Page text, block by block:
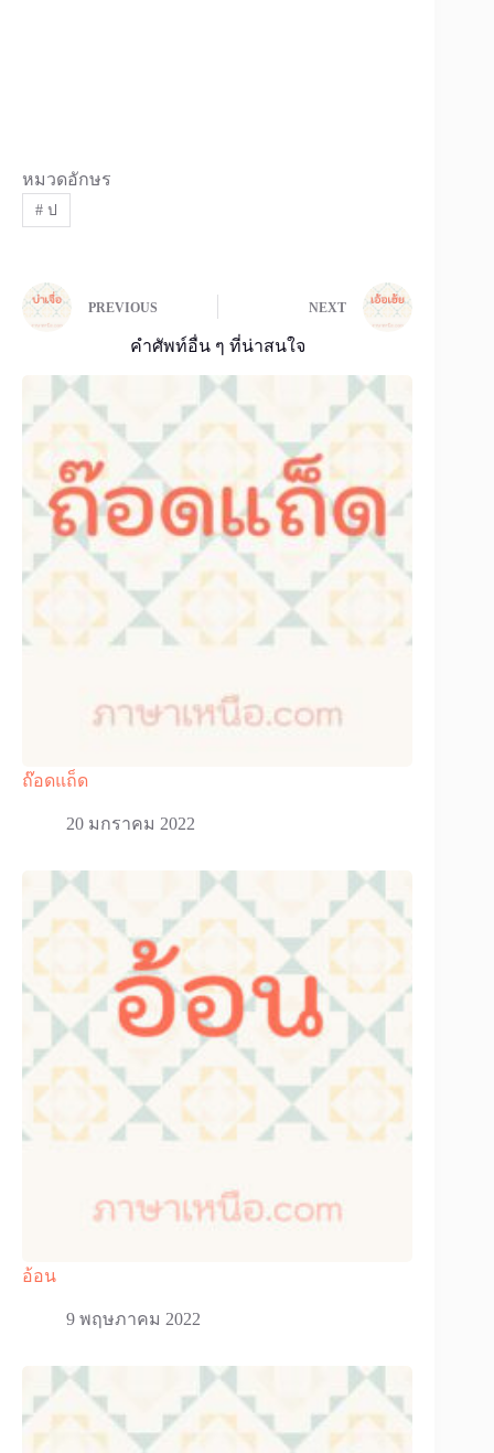
หมวดอักษร
#ป
PREVIOUS NEXT
คำศัพท์อื่น ๆ ที่น่าสนใจ
ถ๊อดแถ็ด
20 มกราคม 2022
อ้อน
9 พฤษภาคม 2022